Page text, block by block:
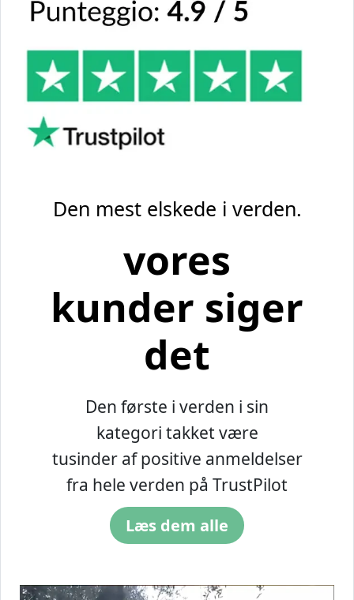
Den mest elskede i verden.
vores
kunder siger
det
Den første i verden i sin
kategori takket være
tusinder af positive anmeldelser
fra hele verden på TrustPilot
Læs dem alle